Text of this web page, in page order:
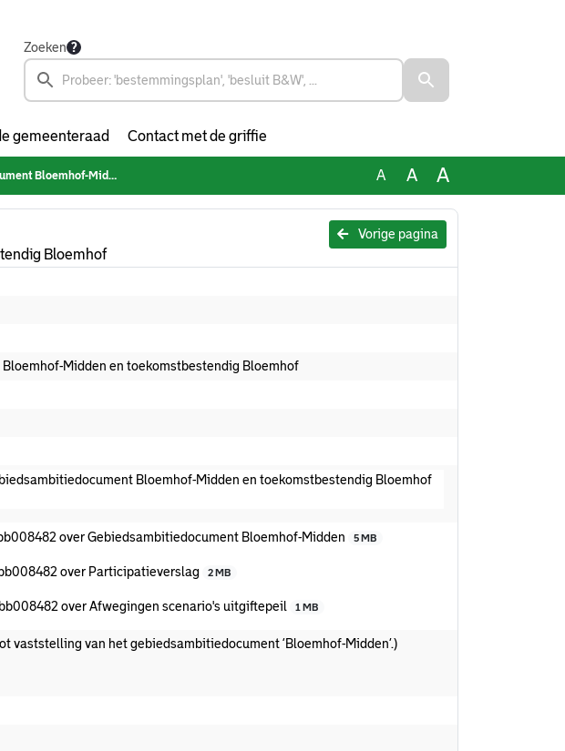
Zoeken
gemeenteraad Contact met de griffie
toekomstbestendig Bloemhof A A A
Vorige pagina
Bloemhof
Midden en toekomstbestendig Bloemhof
Bloemhof-Midden en toekomstbestendig Bloemhof
over Gebiedsambitiedocument Bloemhof-Midden 5 MB
over Participatieverslag 2 MB
over Afwegingen scenario's uitgiftepeil 1 MB
vaststelling van het gebiedsambitiedocument ‘Bloemhof-Midden’.)